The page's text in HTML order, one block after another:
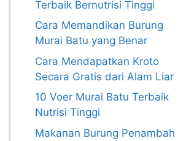
Terbaik Bernutrisi Tinggi
Cara Memandikan Burung
Murai Batu yang Benar
Cara Mendapatkan Kroto
Secara Gratis dari Alam Liar
10 Voer Murai Batu Terbaik
Nutrisi Tinggi
Makanan Burung Penambah